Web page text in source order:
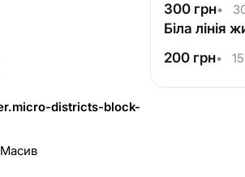
districts-block-
300 грн•
Біла лінія
200 грн•